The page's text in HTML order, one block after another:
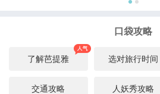
口袋攻略
了解芭提雅 选对旅行时间
交通攻略 人妖秀攻略